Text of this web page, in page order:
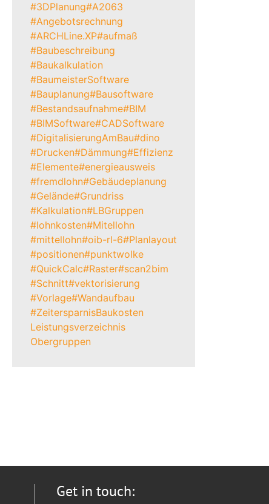
#3DPlanung#A2063
#Angebotsrechnung
#ARCHLine.XP#aufmaß
#Baubeschreibung
#Baukalkulation
#BaumeisterSoftware
#Bauplanung#Bausoftware
#Bestandsaufnahme#BIM
#BIMSoftware#CADSoftware
#DigitalisierungAmBau#dino
#Drucken#Dämmung#Effizienz
#Elemente#energieausweis
#fremdlohn#Gebäudeplanung
#Gelände#Grundriss
#Kalkulation#LBGruppen
#lohnkosten#Mitellohn
#mittellohn#oib-rl-6#Planlayout
#positionen#punktwolke
#QuickCalc#Raster#scan2bim
#Schnitt#vektorisierung
#Vorlage#Wandaufbau
#ZeitersparnisBaukosten
Leistungsverzeichnis
Obergruppen
Get in touch: